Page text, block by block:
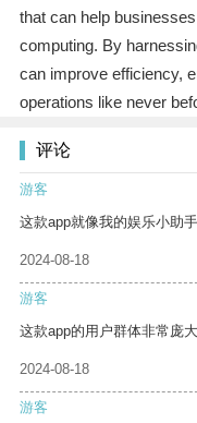
that can help
computing. By
can improve efficiency,
operations like never
评论
游客
这款app就像我的娱乐小助
2024-08-18
游客
这款app的用户群体非常庞
2024-08-18
游客